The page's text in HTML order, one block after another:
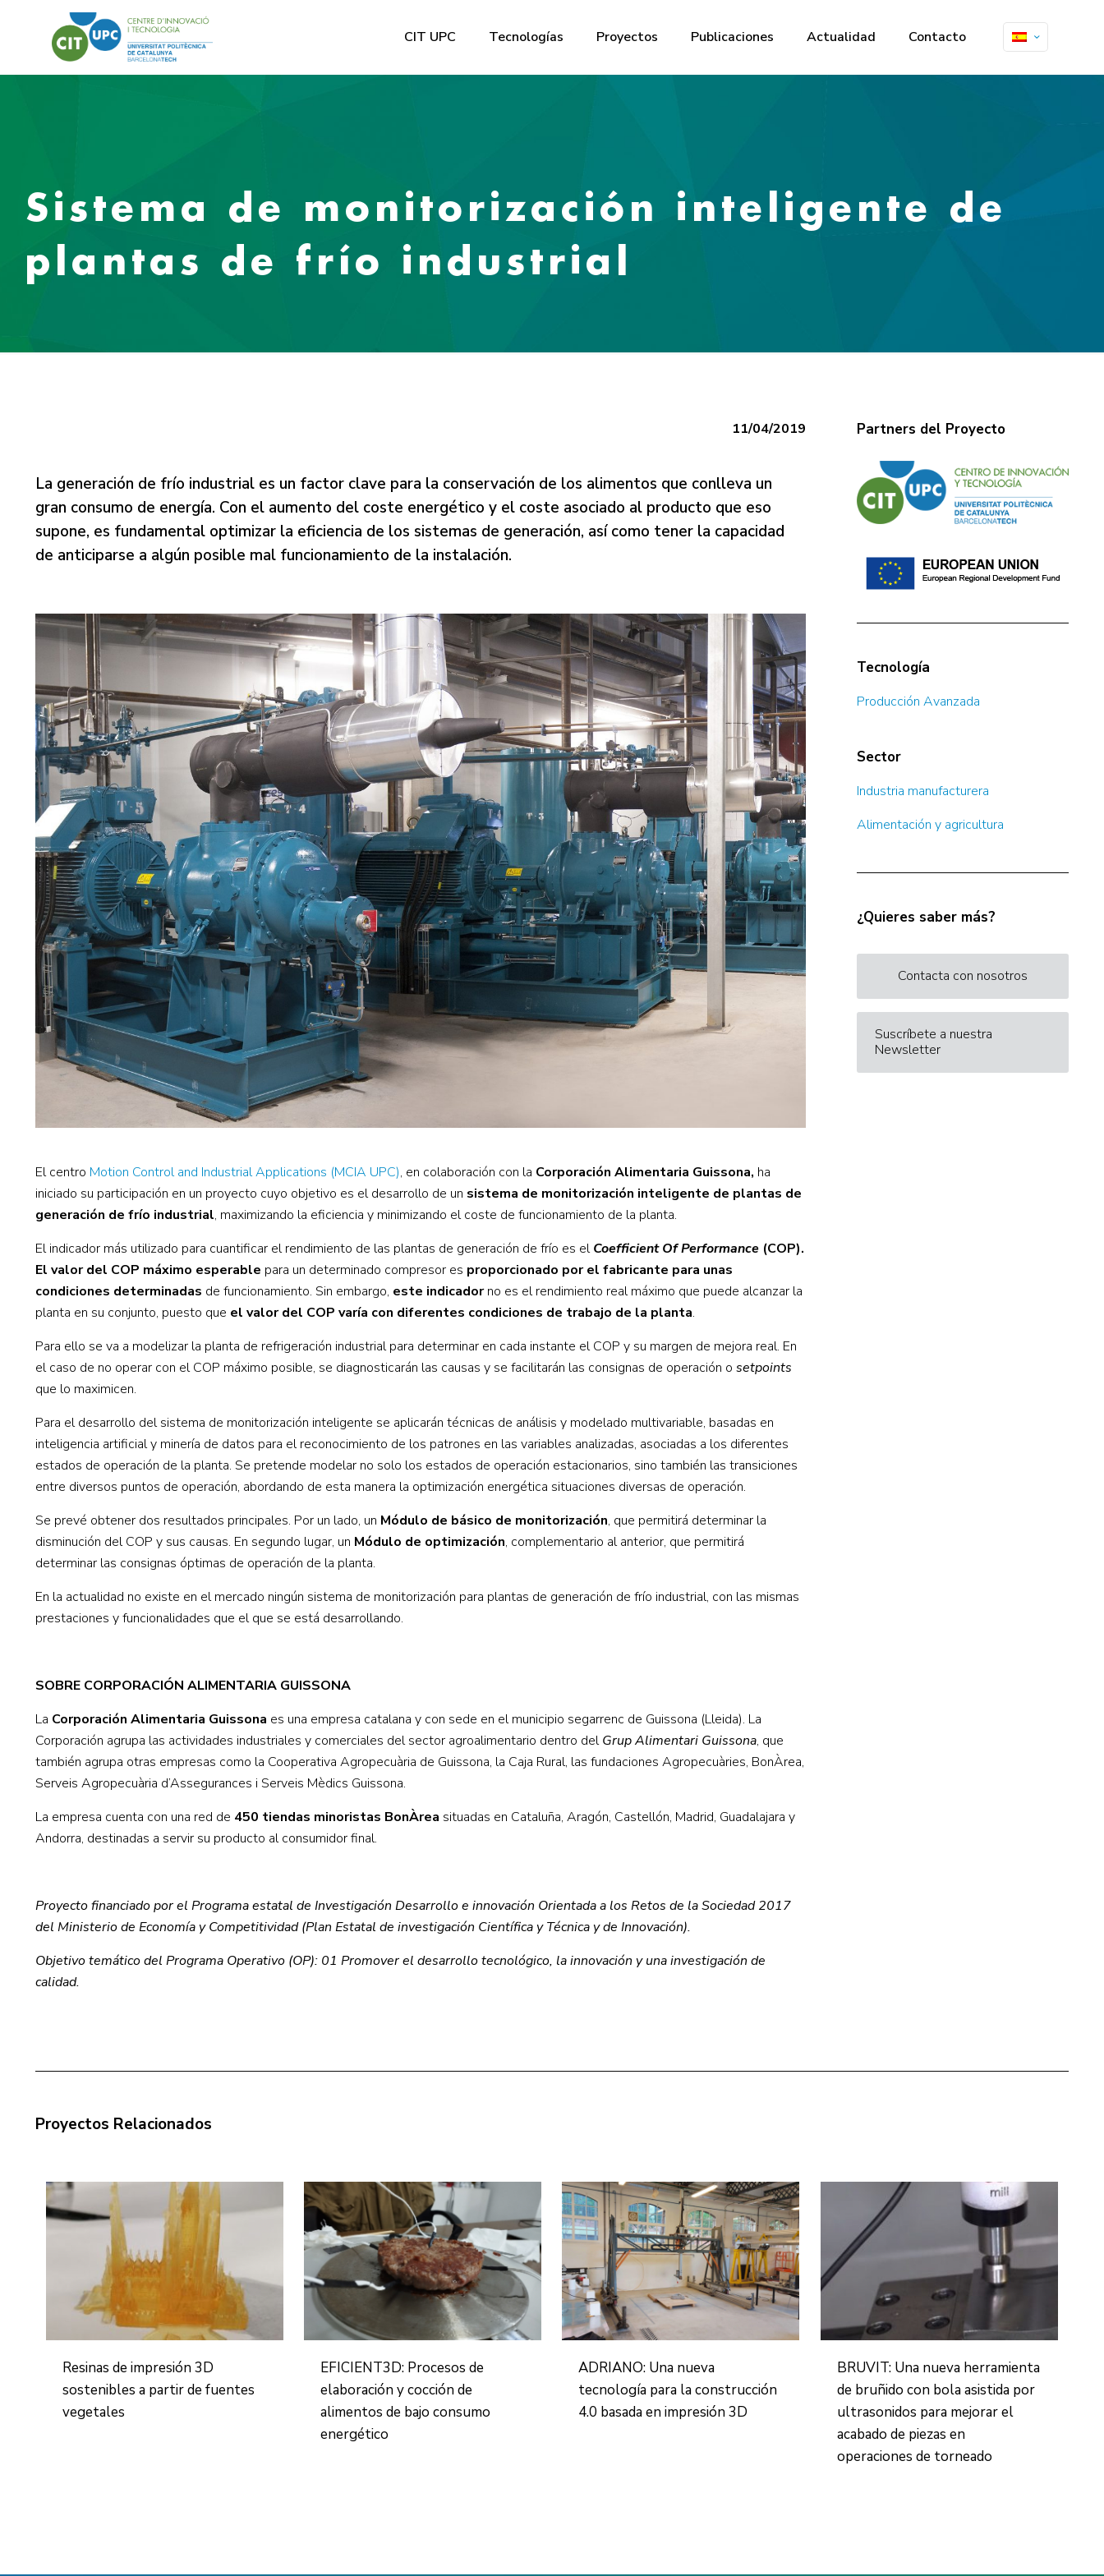
CIT UPC Tecnologías Proyectos Publicaciones Actualidad Contacto
Sistema de monitorización inteligente de
plantas de frío industrial
11/04/2019
La generación de frío industrial es un factor clave para la conservación de los alimentos que conlleva un
gran consumo de energía. Con el aumento del coste energético y el coste asociado al producto que eso
supone, es fundamental optimizar la eficiencia de los sistemas de generación, así como tener la capacidad
de anticiparse a algún posible mal funcionamiento de la instalación.
El centro Motion Control and Industrial Applications (MCIA UPC), en colaboración con la Corporación Alimentaria Guissona, ha
iniciado su participación en un proyecto cuyo objetivo es el desarrollo de un sistema de monitorización inteligente de plantas de
generación de frío industrial, maximizando la eficiencia y minimizando el coste de funcionamiento de la planta.
El indicador más utilizado para cuantificar el rendimiento de las plantas de generación de frío es elCoefficient Of Performance (COP).
El valor del COP máximo esperable para un determinado compresor es proporcionado por el fabricante para unas
condiciones determinadas de funcionamiento. Sin embargo, este indicadorno es el rendimiento real máximo que puede alcanzar la
planta en su conjunto, puesto que el valor del COP varía con diferentes condiciones de trabajo de la planta.
Para ello se va a modelizar la planta de refrigeración industrial para determinar en cada instante el COP y su margen de mejora real. En
el caso de no operar con el COP máximo posible, se diagnosticarán las causas y se facilitarán las consignas de operación o setpoints
que lo maximicen.
Para el desarrollo del sistema de monitorización inteligente se aplicarán técnicas de análisis y modelado multivariable, basadas en
inteligencia artificial y minería de datos para el reconocimiento de los patrones en las variables analizadas, asociadas a los diferentes
estados de operación de la planta. Se pretende modelar no solo los estados de operación estacionarios, sino también las transiciones
entre diversos puntos de operación, abordando de esta manera la optimización energética situaciones diversas de operación.
Se prevé obtener dos resultados principales. Por un lado, un Módulo de básico de monitorización, que permitirá determinar la
disminución del COP y sus causas. En segundo lugar, un Módulo de optimización, complementario al anterior, que permitirá
determinar las consignas óptimas de operación de la planta.
En la actualidad no existe en el mercado ningún sistema de monitorización para plantas de generación de frío industrial, con las mismas
prestaciones y funcionalidades que el que se está desarrollando.
SOBRE CORPORACIÓN ALIMENTARIA GUISSONA
La Corporación Alimentaria Guissona es una empresa catalana y con sede en el municipio segarrenc de Guissona (Lleida). La
Corporación agrupa las actividades industriales y comerciales del sector agroalimentario dentro delGrup Alimentari Guissona, que
también agrupa otras empresas como la Cooperativa Agropecuària de Guissona, la Caja Rural, las fundaciones Agropecuàries, BonÀrea,
Serveis Agropecuària d’Assegurances i Serveis Mèdics Guissona.
La empresa cuenta con una red de 450 tiendas minoristas BonÀrea situadas en Cataluña, Aragón, Castellón, Madrid, Guadalajara y
Andorra, destinadas a servir su producto al consumidor final.
Proyecto financiado por el Programa estatal de Investigación Desarrollo e innovación Orientada a los Retos de la Sociedad 2017
del Ministerio de Economía y Competitividad (Plan Estatal de investigación Científica y Técnica y de Innovación).
Objetivo temático del Programa Operativo (OP): 01 Promover el desarrollo tecnológico, la innovación y una investigación de
calidad.
Partners del Proyecto
Tecnología
Producción Avanzada
Sector
Industria manufacturera
Alimentación y agricultura
¿Quieres saber más?
Contacta con nosotros
Suscríbete a nuestra
Newsletter
Proyectos Relacionados
Resinas de impresión 3D
sostenibles a partir de fuentes
vegetales
EFICIENT3D: Procesos de
elaboración y cocción de
alimentos de bajo consumo
energético
ADRIANO: Una nueva
tecnología para la construcción
4.0 basada en impresión 3D
BRUVIT: Una nueva herramienta
de bruñido con bola asistida por
ultrasonidos para mejorar el
acabado de piezas en
operaciones de torneado